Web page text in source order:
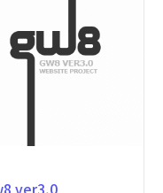
ver3.0